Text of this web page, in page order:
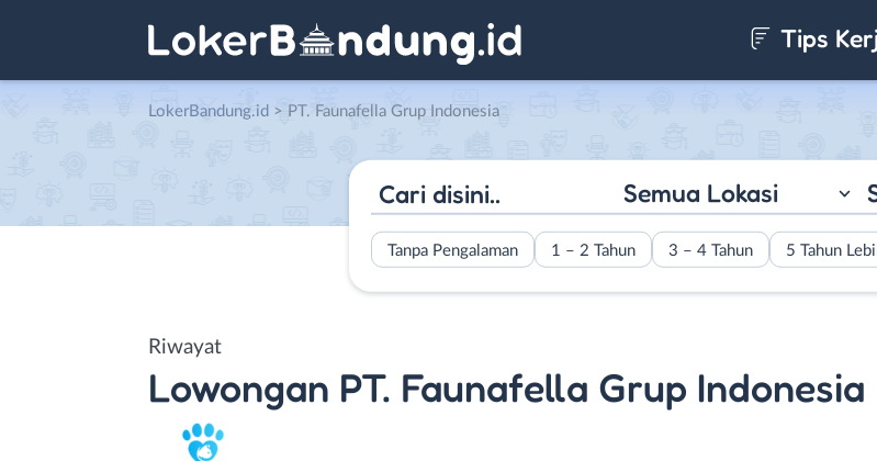
Tips
LokerBandung.id > PT. Faunafella Grup Indonesia
Semua Lokasi
Tanpa Pengalaman 1 – 2 Tahun 3 – 4 Tahun 5 Tahun
Riwayat
Lowongan PT. Faunafella Grup Indonesia